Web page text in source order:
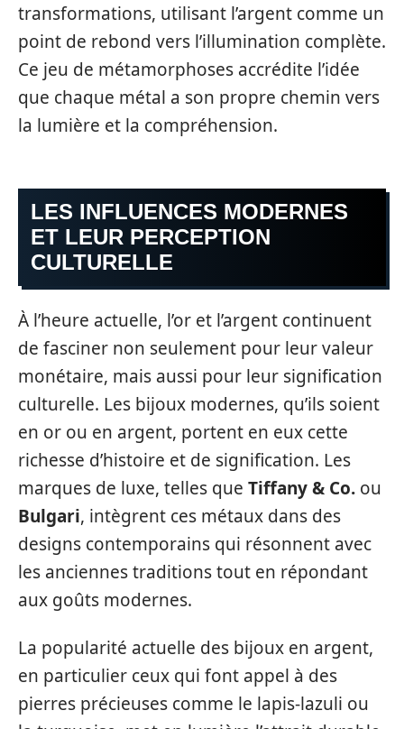
transformations, utilisant l’argent comme un
point de rebond vers l’illumination complète.
Ce jeu de métamorphoses accrédite l’idée
que chaque métal a son propre chemin vers
la lumière et la compréhension.
LES INFLUENCES MODERNES
ET LEUR PERCEPTION
CULTURELLE
À l’heure actuelle, l’or et l’argent continuent
de fasciner non seulement pour leur valeur
monétaire, mais aussi pour leur signification
culturelle. Les bijoux modernes, qu’ils soient
en or ou en argent, portent en eux cette
richesse d’histoire et de signification. Les
marques de luxe, telles que Tiffany & Co. ou
Bulgari, intègrent ces métaux dans des
designs contemporains qui résonnent avec
les anciennes traditions tout en répondant
aux goûts modernes.
La popularité actuelle des bijoux en argent,
en particulier ceux qui font appel à des
pierres précieuses comme le lapis-lazuli ou